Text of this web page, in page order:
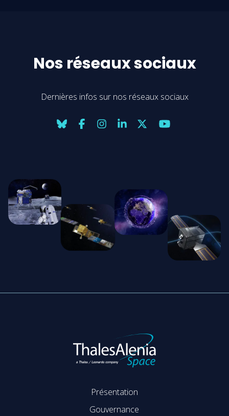
Nos réseaux sociaux
Dernières infos sur nos réseaux sociaux
Présentation
Gouvernance